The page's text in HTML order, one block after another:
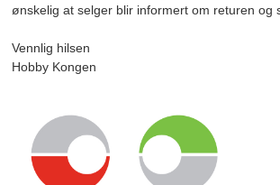
ønskelig at selger blir informert om returen og
Vennlig hilsen
Hobby Kongen